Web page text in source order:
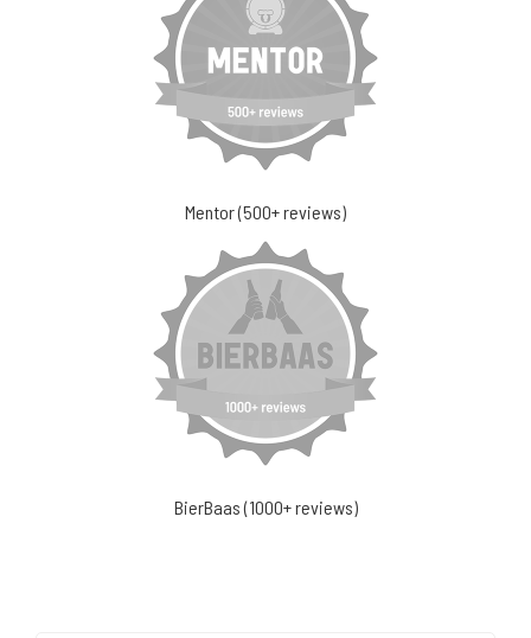
Mentor (500+ reviews)
BierBaas (1000+ reviews)